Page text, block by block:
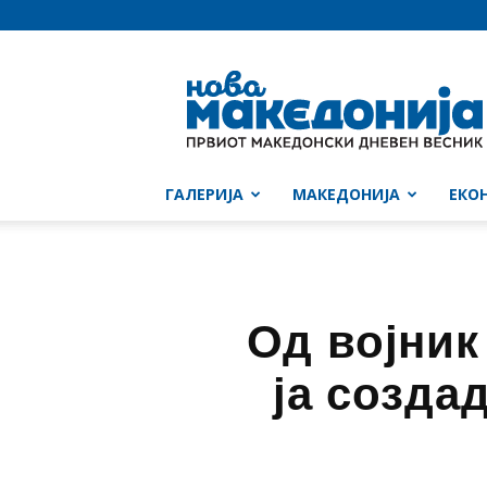
Македонија
ГАЛЕРИЈА МАКЕДОНИЈА
Од
ја